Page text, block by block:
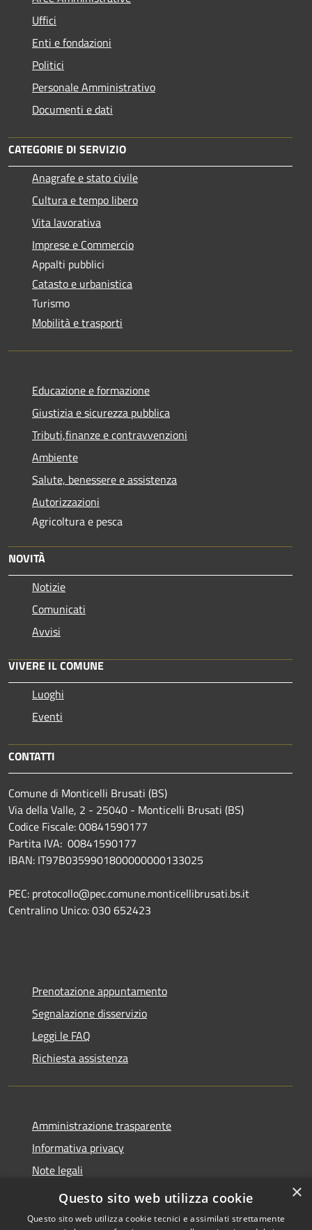
Uffici
Enti e fondazioni
Politici
Personale Amministrativo
Documenti e dati
CATEGORIE DI SERVIZIO
Anagrafe e stato civile
Cultura e tempo libero
Vita lavorativa
Imprese e Commercio
Appalti pubblici
Catasto e urbanistica
Turismo
Mobilità e trasporti
Educazione e formazione
Giustizia e sicurezza pubblica
Tributi,finanze e contravvenzioni
Ambiente
Salute, benessere e assistenza
Autorizzazioni
Agricoltura e pesca
NOVITÀ
Notizie
Comunicati
Avvisi
VIVERE IL COMUNE
Luoghi
Eventi
CONTATTI
Comune di Monticelli Brusati (BS)
Via della Valle, 2 - 25040 - Monticelli Brusati (BS)
Codice Fiscale: 00841590177
Partita IVA: 00841590177
IBAN: IT97B0359901800000000133025
PEC: protocollo@pec.comune.monticellibrusati.bs.it
Centralino Unico: 030 652423
Prenotazione appuntamento
Segnalazione disservizio
Leggi le FAQ
Richiesta assistenza
Amministrazione trasparente
Informativa privacy
Note legali
Dichiarazione di accessibilità
×
Questo sito web utilizza cookie
Questo sito web utilizza cookie tecnici e assimilati strettamente